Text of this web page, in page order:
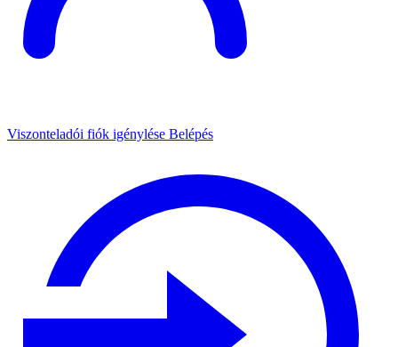
Viszonteladói fiók igénylése Belépés